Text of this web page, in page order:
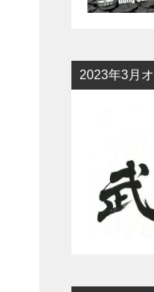
2023年3月